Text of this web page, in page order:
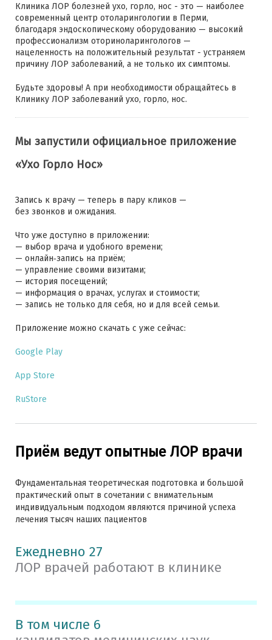
Клиника ЛОР болезней ухо, горло, нос - это — наиболее
современный центр отоларингологии в Перми,
благодаря эндоскопическому оборудованию — высокий
профессионализм оториноларингологов —
нацеленность на положительный результат - устраняем
причину ЛОР заболеваний, а не только их симптомы.
Будьте здоровы! А при необходимости обращайтесь в
Клинику ЛОР заболеваний ухо, горло, нос.
Мы запустили официальное приложение
«Ухо Горло Нос»
Запись к врачу — теперь в пару кликов —
без звонков и ожидания.
Что уже доступно в приложении:
— выбор врача и удобного времени;
— онлайн‑запись на приём;
— управление своими визитами;
— история посещений;
— информация о врачах, услугах и стоимости;
— запись не только для себя, но и для всей семьи.
Приложение можно скачать с уже сейчас:
Google Play
App Store
RuStore
Приём ведут опытные ЛОР врачи
Фундаментальная теоретическая подготовка и большой
практический опыт в сочетании с внимательным
индивидуальным подходом являются причиной успеха
лечения тысяч наших пациентов
Ежедневно 27
ЛОР врачей работают в клинике
В том числе 6